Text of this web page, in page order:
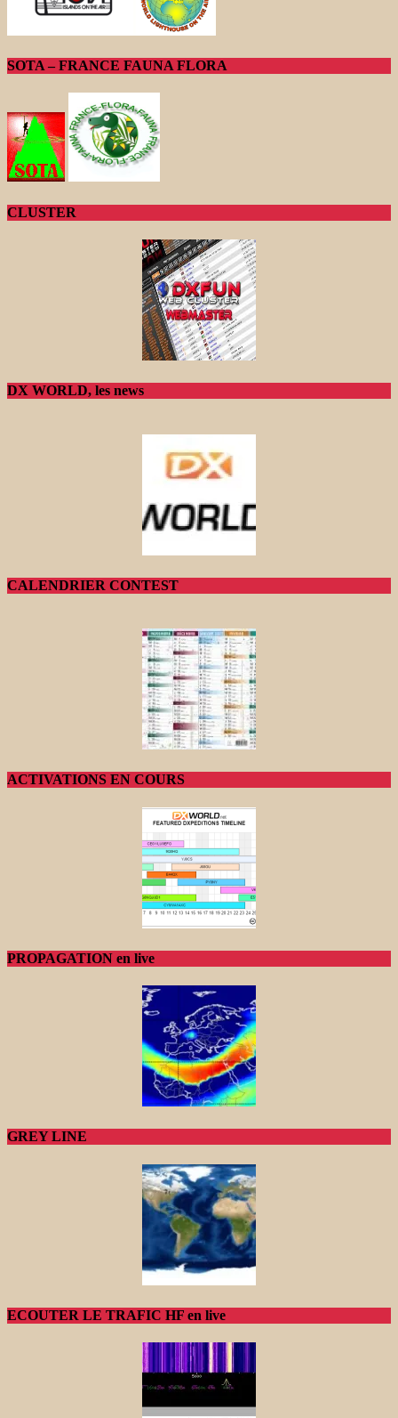
SOTA – FRANCE FAUNA FLORA
CLUSTER
DX WORLD, les news
CALENDRIER CONTEST
ACTIVATIONS EN COURS
PROPAGATION en live
GREY LINE
ECOUTER LE TRAFIC HF en live